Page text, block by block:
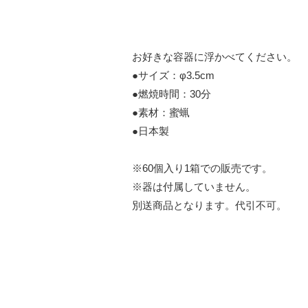
お好きな容器に浮かべてください。
●サイズ：φ3.5cm
●燃焼時間：30分
●素材：蜜蝋
●日本製
※60個入り1箱での販売です。
※器は付属していません。
別送商品となります。代引不可。